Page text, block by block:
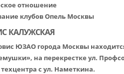
отношение
клубов Опель Москвы
КАЛУЖСКАЯ
ЮЗАО города Москвы
на перекрестке ул.
с ул. Наметкина.